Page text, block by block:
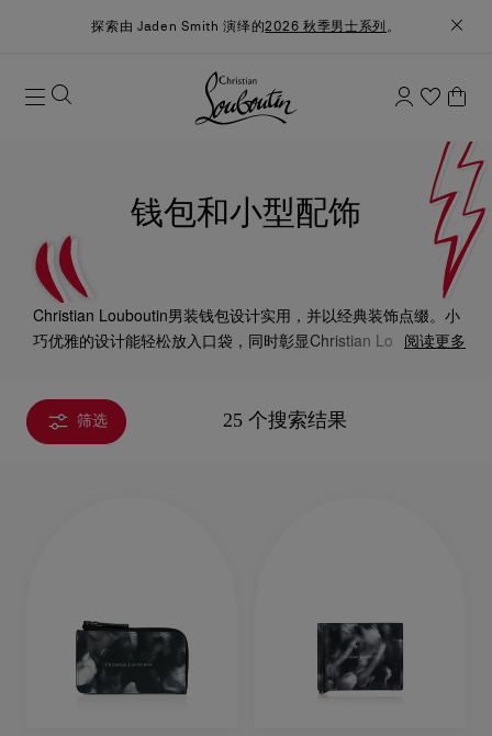
探索由 Jaden Smith 演绎的2026 秋季男士系列 。
钱包和小型配饰
Christian Louboutin男装钱包设计实用，并以经典装饰点缀。小
巧优雅的设计能轻松放入口袋，同时彰显Christian Louboutin的
阅读更多
筛选 25 个搜索结果